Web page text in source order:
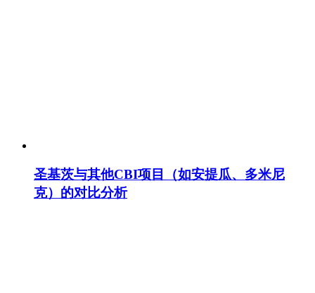
圣基茨与其他CBI项目（如安提瓜、多米尼
克）的对比分析